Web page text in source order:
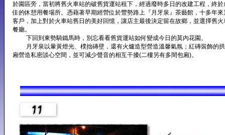
於園區旁，當初將舊火車站的破舊貨運站租下，經過廢時多日的改建工程，終
佳的休憩用餐場所。憑藉著早期經營位於豐勢路上『月牙泉』茶藝館，十多年
客戶，加上對於火車站舊日的美好回憶，讓店主最後決定留在故鄉，並選擇舊
餐廳。
下回到東勢騎鐵馬時，別忘看看舊貨運站如何變成今日的莫內花園。
月牙泉以暈黃燈光、樸拙磚壁，還有火爐造型營造溫馨氣氛；紅磚裝飾的
廂營造私密談心空間，並可減少聲音的相互干擾(二樓另有多間包廂)。